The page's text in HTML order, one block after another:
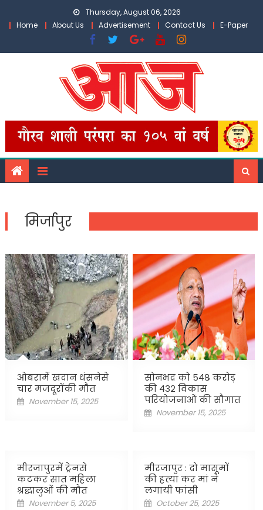
Thursday, August 06, 2026
Home
About Us Advertisement Contact Us E-Paper
मिर्जापुर
ओबरामें खदान धंसनेसे
चार मजदूरोंकी मौत
Posted
November 15, 2025
सोनभद्र को ५४८ करोड़
की ४३२ विकास
परियोजनाओं की सौगात
Posted
November 15, 2025
मीरजापुरमें ट्रेनसे
कटकर सात महिला
श्रद्धालुओं की मौत
Posted
November 5, 2025
मीरजापुर : दो मासूमों
की हत्या कर मां ने
लगायी फांसी
Posted
October 25, 2025